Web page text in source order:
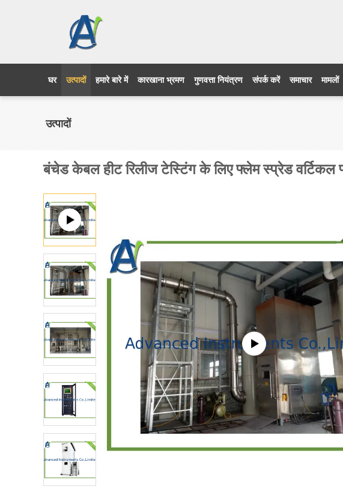
घर उत्पादों हमारे बारे में कारखाना भ्रमण गुणवत्ता नियंत्रण संपर्क करें समाचार मामलों
उत्पादों
बंचेड केबल हीट रिलीज टेस्टिंग के लिए फ्लेम स्प्रेड वर्टिकल